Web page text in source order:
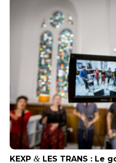
KEXP & LES TRANS : Le